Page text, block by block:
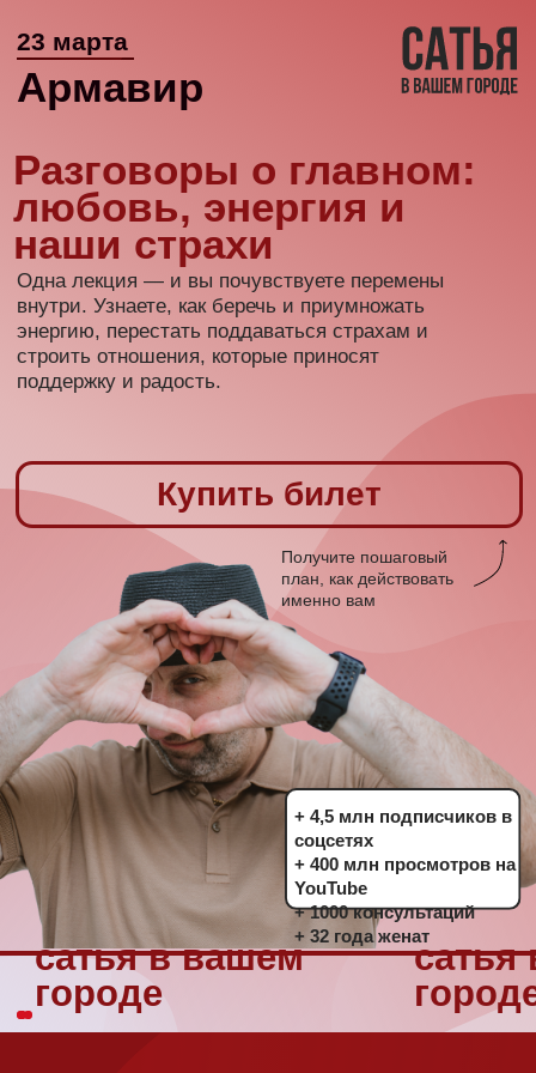
23 марта
Армавир
Разговоры о главном:
любовь, энергия и
наши страхи
Одна лекция — и вы почувствуете перемены
внутри. Узнаете, как беречь и приумножать
энергию, перестать поддаваться страхам и
строить отношения, которые приносят
поддержку и радость.
Купить билет
+ 4,5 млн подписчиков в
соцсетях
+ 400 млн просмотров на
YouTube
+ 1000 консультаций
+ 32 года женат
сатья в вашем
городе
сатья в вашем
городе
для кого
этот
семинар
Для тех, кто сейчас: